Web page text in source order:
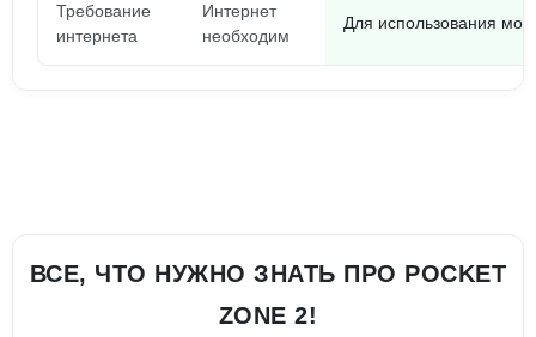
Требование
интернета
Интернет
необходим
Для использования
ВСЕ, ЧТО НУЖНО ЗНАТЬ ПРО POCKET
ZONE 2!